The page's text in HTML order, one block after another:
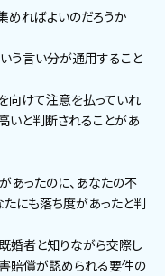
めればよいのだろうか
う言い分が通用すること
向けて注意を払っていれ
いと判断されることがあ
ったのに、あなたの不
にも落ち度があったと判
婚者と知りながら交際し
賠償が認められる要件の